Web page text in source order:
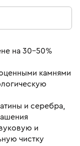
на 30-50%
камнями
и серебра,
и
чистку